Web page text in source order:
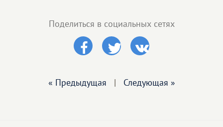
Поделиться в социальных сетях
« Предыдущая | Следующая »